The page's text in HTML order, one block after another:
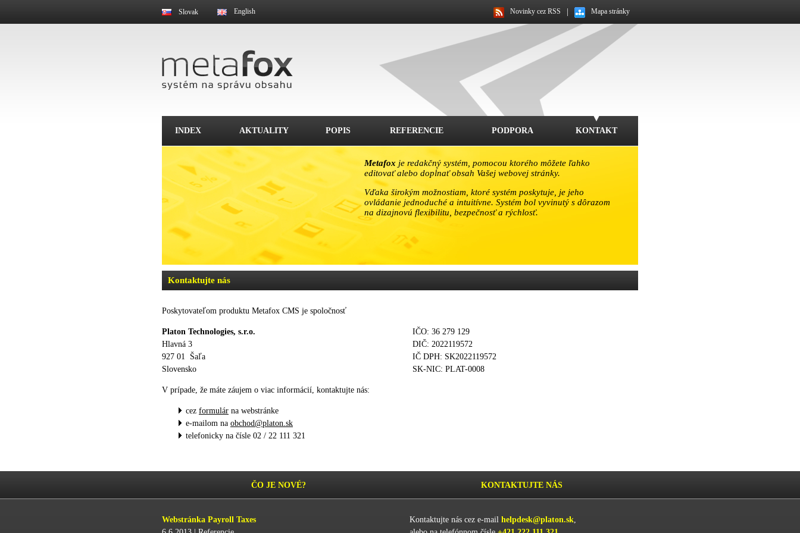
Slovak English Novinky cez RSS Mapa stránky
INDEX AKTUALITY POPIS REFERENCIE PODPORA KONTAKT
Metafox je redakčný systém, pomocou ktorého môžete ľahko
editovať alebo dopĺnať obsah Vašej webovej stránky.
Vďaka širokým možnostiam, ktoré systém poskytuje, je jeho
ovládanie jednoduché a intuitívne. Systém bol vyvinutý s dôrazom
na dizajnovú flexibilitu, bezpečnosť a rýchlosť.
Kontaktujte nás
Poskytovateľom produktu Metafox CMS je spoločnosť
Platon Technologies, s.r.o.
Hlavná 3
927 01 Šaľa
Slovensko
IČO: 36 279 129
DIČ: 2022119572
IČ DPH: SK2022119572
SK-NIC: PLAT-0008
V prípade, že máte záujem o viac informácií, kontaktujte nás:
cez formulár na webstránke
e-mailom na obchod@platon.sk
telefonicky na čísle 02 / 22 111 321
ČO JE NOVÉ? KONTAKTUJTE NÁS
Webstránka Payroll Taxes
Kontaktujte nás cez e-mail helpdesk@platon.sk,